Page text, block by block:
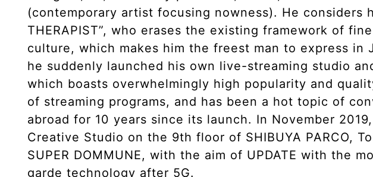
(contemporary artist focusing nowness). He considers
THERAPIST”, who erases the existing framework of
culture, which makes him the freest man to express in
he suddenly launched his own live-streaming studio
which boasts overwhelmingly high popularity and
of streaming programs, and has been a hot topic of
abroad for 10 years since its launch. In November
Creative Studio on the 9th floor of SHIBUYA PARCO,
SUPER DOMMUNE, with the aim of UPDATE with the
garde technology after 5G.